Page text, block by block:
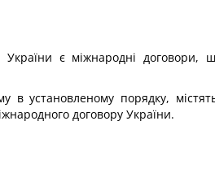
є міжнародні
установленому порядку,
договору України.